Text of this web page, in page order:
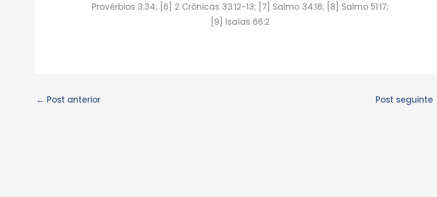
Provérbios 3:34; [6] 2 Crônicas 33:12-13; [7] Salmo 34:18; [8] Salmo 51:17;
[9] Isaías 66:2
← Post anterior Post seguinte